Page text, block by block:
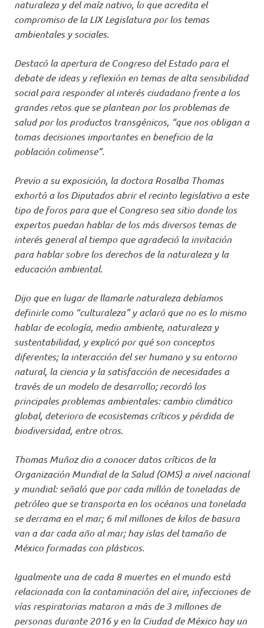
naturaleza y del maíz nativo, lo que acredita el
compromiso de la LIX Legislatura por los temas
ambientales y sociales.
Destacó la apertura de Congreso del Estado para el
debate de ideas y reflexión en temas de alta sensibilidad
social para responder al interés ciudadano frente a los
grandes retos que se plantean por los problemas de
salud por los productos transgénicos, “que nos obligan a
tomas decisiones importantes en beneficio de la
población colimense”.
Previo a su exposición, la doctora Rosalba Thomas
exhortó a los Diputados abrir el recinto legislativo a este
tipo de foros para que el Congreso sea sitio donde los
expertos puedan hablar de los más diversos temas de
interés general al tiempo que agradeció la invitación
para hablar sobre los derechos de la naturaleza y la
educación ambiental.
Dijo que en lugar de llamarle naturaleza debíamos
definirle como “culturaleza” y aclaró que no es lo mismo
hablar de ecología, medio ambiente, naturaleza y
sustentabilidad, y explicó por qué son conceptos
diferentes; la interacción del ser humano y su entorno
natural, la ciencia y la satisfacción de necesidades a
través de un modelo de desarrollo; recordó los
principales problemas ambientales: cambio climático
global, deterioro de ecosistemas críticos y pérdida de
biodiversidad, entre otros.
Thomas Muñoz dio a conocer datos críticos de la
Organización Mundial de la Salud (OMS) a nivel nacional
y mundial: señaló que por cada millón de toneladas de
petróleo que se transporta en los océanos una tonelada
se derrama en el mar; 6 mil millones de kilos de basura
van a dar cada año al mar; hay islas del tamaño de
México formadas con plásticos.
Igualmente una de cada 8 muertes en el mundo está
relacionada con la contaminación del aire, infecciones de
vías respiratorias mataron a más de 3 millones de
personas durante 2016 y en la Ciudad de México hay un